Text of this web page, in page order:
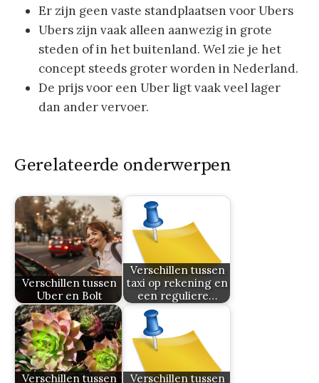
Er zijn geen vaste standplaatsen voor Ubers
Ubers zijn vaak alleen aanwezig in grote
steden of in het buitenland. Wel zie je het
concept steeds groter worden in Nederland.
De prijs voor een Uber ligt vaak veel lager
dan ander vervoer.
Gerelateerde onderwerpen
Verschillen tussen
Uber en Bolt
Verschillen tussen
taxi op rekening en
een reguliere…
Verschillen tussen Verschillen tussen